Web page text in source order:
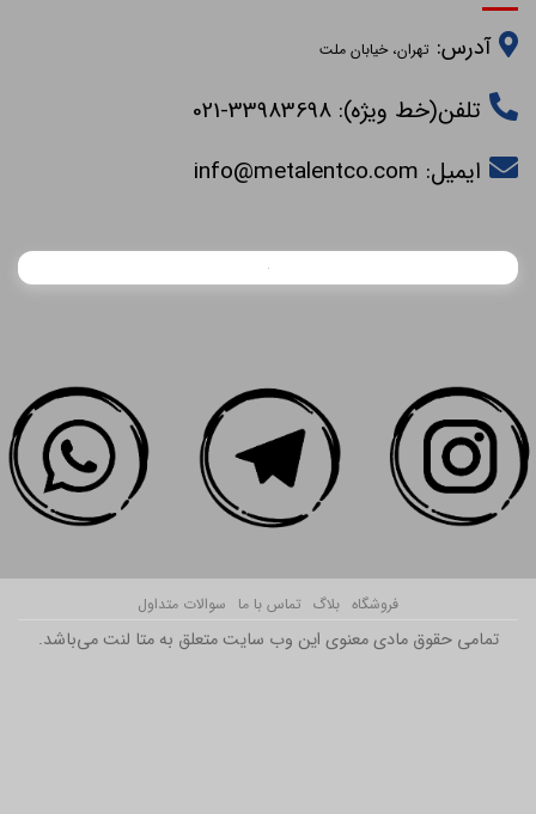
آدرس: تهران، خیابان ملت
تلفن(خط ویژه): 33983698-021
ایمیل:info@metalentco.com
فروشگاه بلاگ تماس با ما سوالات متداول
تمامی حقوق مادی معنوی این وب سایت متعلق به متا لنت می‌باشد.